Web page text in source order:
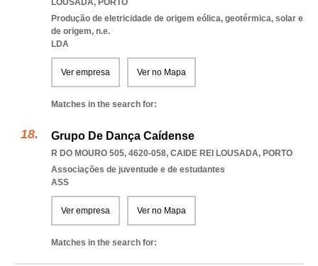
LOUSADA, PORTO
Produção de eletricidade de origem eólica, geotérmica, solar e
de origem, n.e.
LDA
Ver empresa Ver no Mapa
Matches in the search for:
Grupo De Dança Caídense
R DO MOURO 505, 4620-058, CAIDE REI LOUSADA, PORTO
Associações de juventude e de estudantes
ASS
Ver empresa Ver no Mapa
Matches in the search for: